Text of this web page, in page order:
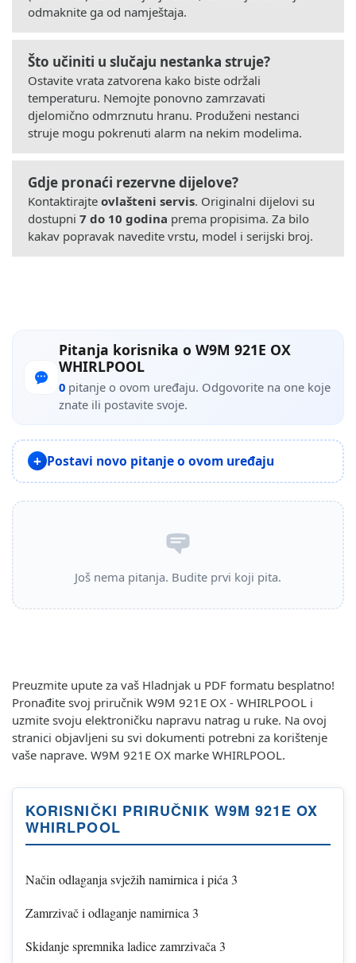
odmaknite ga od namještaja.
Što učiniti u slučaju nestanka struje?
Ostavite vrata zatvorena kako biste održali
temperaturu. Nemojte ponovno zamrzavati
djelomično odmrznutu hranu. Produženi nestanci
struje mogu pokrenuti alarm na nekim modelima.
Gdje pronaći rezervne dijelove?
Kontaktirajte ovlašteni servis. Originalni dijelovi su
dostupni 7 do 10 godina prema propisima. Za bilo
kakav popravak navedite vrstu, model i serijski broj.
Pitanja korisnika o W9M 921E OX
WHIRLPOOL
0 pitanje o ovom uređaju. Odgovorite na one koje
znate ili postavite svoje.
Postavi novo pitanje o ovom uređaju
Još nema pitanja. Budite prvi koji pita.
Preuzmite upute za vaš Hladnjak u PDF formatu besplatno!
Pronađite svoj priručnik W9M 921E OX - WHIRLPOOL i
uzmite svoju elektroničku napravu natrag u ruke. Na ovoj
stranici objavljeni su svi dokumenti potrebni za korištenje
vaše naprave. W9M 921E OX marke WHIRLPOOL.
KORISNIČKI PRIRUČNIK W9M 921E OX
WHIRLPOOL
Način odlaganja svježih namirnica i pića 3
Zamrzivač i odlaganje namirnica 3
Skidanje spremnika ladice zamrzivača 3